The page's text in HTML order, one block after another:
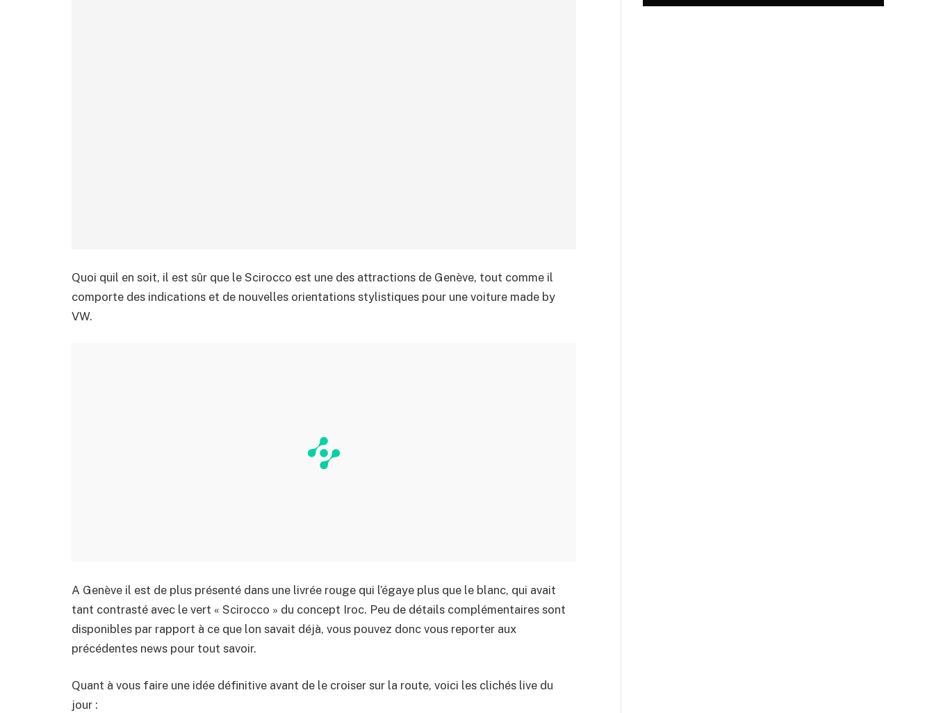
Quoi quil en soit, il est sûr que le Scirocco est une des attractions de Genève, tout comme il
comporte des indications et de nouvelles orientations stylistiques pour une voiture made by
VW.
A Genève il est de plus présenté dans une livrée rouge qui l’égaye plus que le blanc, qui avait
tant contrasté avec le vert « Scirocco » du concept Iroc. Peu de détails complémentaires sont
disponibles par rapport à ce que lon savait déjà, vous pouvez donc vous reporter aux
précédentes news pour tout savoir.
Quant à vous faire une idée définitive avant de le croiser sur la route, voici les clichés live du
jour :